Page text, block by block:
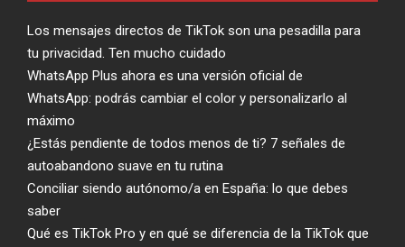
Los mensajes directos de TikTok son una pesadilla para
tu privacidad. Ten mucho cuidado
WhatsApp Plus ahora es una versión oficial de
WhatsApp: podrás cambiar el color y personalizarlo al
máximo
¿Estás pendiente de todos menos de ti? 7 señales de
autoabandono suave en tu rutina
Conciliar siendo autónomo/a en España: lo que debes
saber
Qué es TikTok Pro y en qué se diferencia de la TikTok que